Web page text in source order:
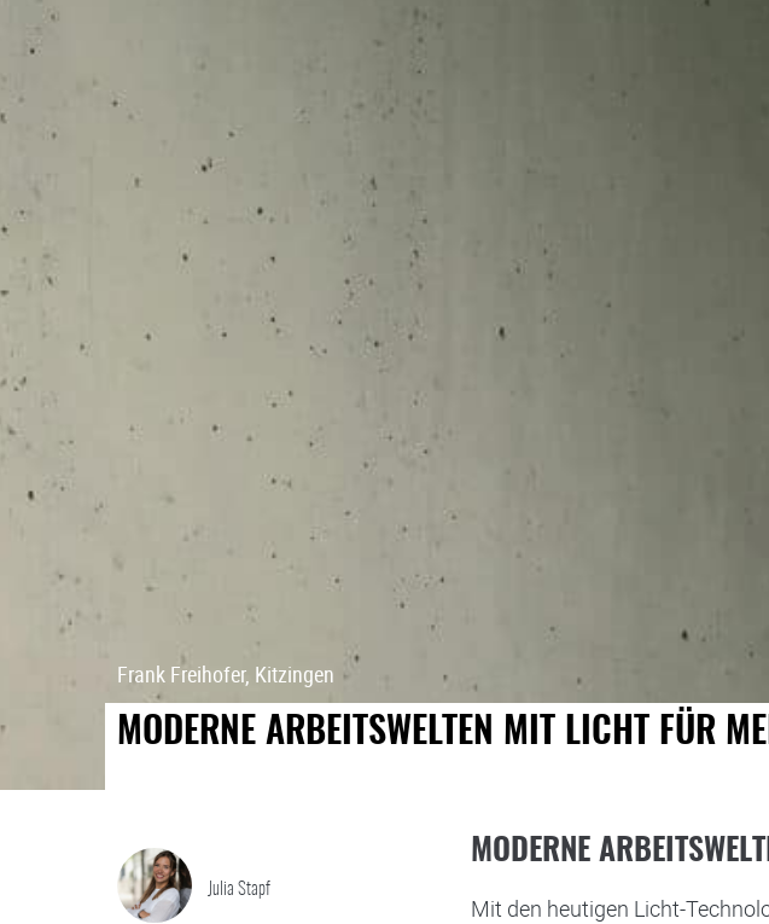
Frank Freihofer, Kitzingen
MODERNE ARBEITSWELTEN MIT LICHT FÜR
Julia Stapf
MODERNE
Mit den heutigen Licht-